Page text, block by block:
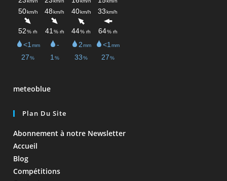
meteoblue
Plan Du Site
Abonnement à notre Newsletter
Accueil
Blog
Compétitions